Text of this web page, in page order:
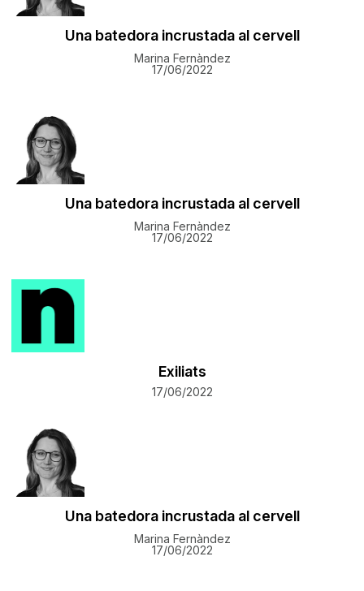
Una batedora incrustada al cervell
Marina Fernàndez
17/06/2022
Una batedora incrustada al cervell
Marina Fernàndez
17/06/2022
Exiliats
17/06/2022
Una batedora incrustada al cervell
Marina Fernàndez
17/06/2022